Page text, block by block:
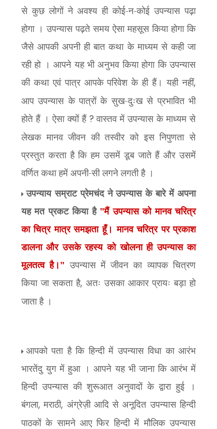
से कुछ लोगों ने अवश्य ही कोई-न-कोई उपन्यास पढ़ा
होगा । उपन्यास पढ़ते समय ऐसा महसूस किया होगा कि
जैसे आपकी अपनी ही बात कथा के माध्यम से कही जा
रही हो । आपने यह भी अनुभव किया होगा कि उपन्यास
की कथा एवं पात्र आपके परिवेश के ही हैं। यही नहीं,
आप उपन्यास के पात्रों के सुख-दुःख से प्रभावित भी
होते हैं । ऐसा क्यों हैं ?वास्तव में उपन्यास के माध्यम से
लेखक मानव जीवन की तस्वीर को इस निपुणता से
प्रस्तुत करता है कि हम उसमें डूब जाते हैं और उसमें
वर्णित कथा हमें अपनी-सी लगने लगती है ।
उपन्याय सम्राट प्रेमचंद ने उपन्यास के बारे में अपना
यह मत प्रकट किया है"मैं उपन्यास को मानव चरित्र
का चित्र मात्र समझता हूँ। मानव चरित्र पर प्रकाश
डालना और उसके रहस्य को खोलना ही उपन्यास का
मूलतत्व है।" उपन्यास में जीवन का व्यापक चित्रण
किया जा सकता है, अतः उसका आकार प्रायः बड़ा हो
जाता है ।
आपको पता है कि हिन्दी में उपन्यास विधा का आरंभ
भारतेंदु युग में हुआ । आपने यह भी जाना कि आरंभ में
हिन्दी उपन्यास की शुरूआत अनुवादों के द्वारा हुई ।
बंगला,मराठी, अंग्रेज़ी आदि से अनूदित उपन्यास हिन्दी
पाठकों के सामने आए फिर हिन्दी में मौलिक उपन्यास